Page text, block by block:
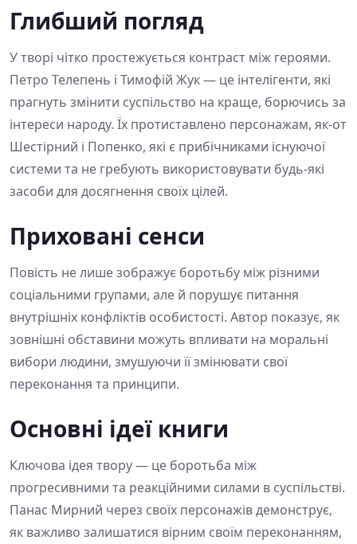
Глибший погляд
У творі чітко простежується контраст між героями.
Петро Телепень і Тимофій Жук — це інтелігенти, які
прагнуть змінити суспільство на краще, борючись за
інтереси народу. Їх протиставлено персонажам, як-от
Шестірний і Попенко, які є прибічниками існуючої
системи та не гребують використовувати будь-які
засоби для досягнення своїх цілей.
Приховані сенси
Повість не лише зображує боротьбу між різними
соціальними групами, але й порушує питання
внутрішніх конфліктів особистості. Автор показує, як
зовнішні обставини можуть впливати на моральні
вибори людини, змушуючи її змінювати свої
переконання та принципи.
Основні ідеї книги
Ключова ідея твору — це боротьба між
прогресивними та реакційними силами в суспільстві.
Панас Мирний через своїх персонажів демонструє,
як важливо залишатися вірним своїм переконанням,